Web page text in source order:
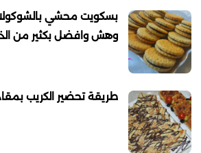
بسكويت محشي
وهش وافضل بكثير من
طريقة تحضير الكريب